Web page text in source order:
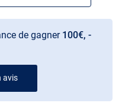
de gagner 100€, -
avis